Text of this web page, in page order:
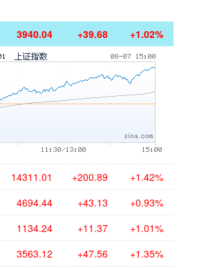
3940.04 +39.68 +1.02%
14311.01 +200.89 +1.42%
4694.44 +43.13 +0.93%
1134.24 +11.37 +1.01%
3563.12 +47.56 +1.35%